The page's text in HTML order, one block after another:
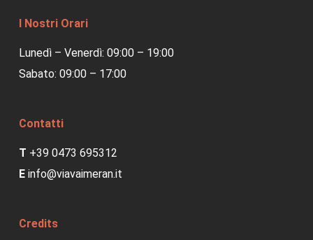
I Nostri Orari
Lunedì – Venerdì: 09:00 – 19:00
Sabato: 09:00 – 17:00
Contatti
T +39 0473 695312
E info@viavaimeran.it
Credits